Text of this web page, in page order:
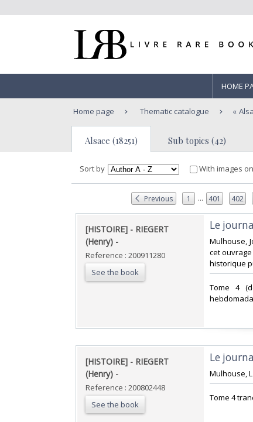
HOME
Home page Thematic catalogue
Alsace (18251) Sub topics (42)
Sort by With images
Previous 1 ... 401 402
‎[HISTOIRE] - RIEGERT
(Henry) - ‎
Reference : 200911280
See the book
‎Le
‎Mulhouse,
cet
historique
‎Tome 4
‎[HISTOIRE] - RIEGERT
(Henry) - ‎
Reference : 200802448
See the book
‎Le
‎Mulhouse,
‎Tome 4